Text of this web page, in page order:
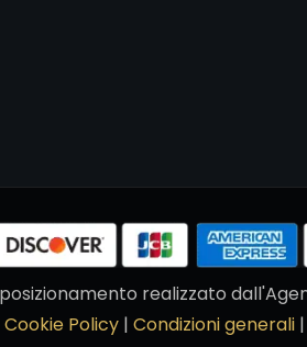
realizzato
Policy| Condizioni generali|